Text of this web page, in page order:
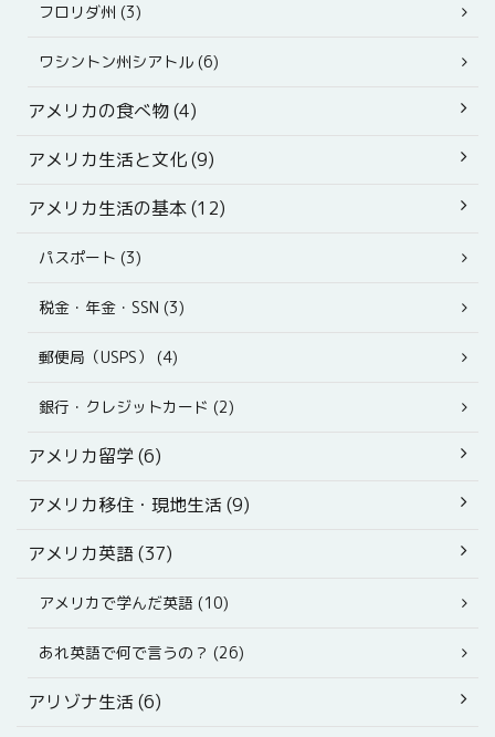
フロリダ州 (3)
ワシントン州シアトル (6)
アメリカの食べ物 (4)
アメリカ生活と文化 (9)
アメリカ生活の基本 (12)
パスポート (3)
税金・年金・SSN (3)
郵便局（USPS） (4)
銀行・クレジットカード (2)
アメリカ留学 (6)
アメリカ移住・現地生活 (9)
アメリカ英語 (37)
アメリカで学んだ英語 (10)
あれ英語で何で言うの？ (26)
アリゾナ生活 (6)